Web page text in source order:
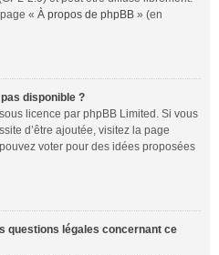
« À propos de phpBB » (en
disponible ?
licence par phpBB Limited. Si vous
d’être ajoutée, visitez la page
voter pour des idées proposées
questions légales concernant ce